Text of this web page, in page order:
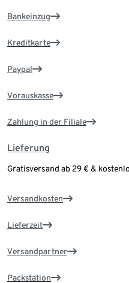
Bankeinzug
Kreditkarte
Paypal
Vorauskasse
Zahlung in der Filiale
Lieferung
Gratisversand ab 29 € &
Versandkosten
Lieferzeit
Versandpartner
Packstation